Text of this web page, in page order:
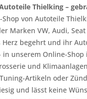
Thielking –
Shop von Autoteile
Marken VW, Audi,
Herz begehrt und ihr
in unserem Online-
und
Artikeln oder
und lässt keine